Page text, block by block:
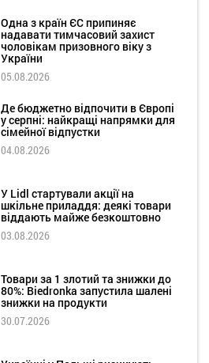
Одна з країн ЄС припиняє
надавати тимчасовий захист
чоловікам призовного віку з
України
05.08.2026
Де бюджетно відпочити в Європі
у серпні: найкращі напрямки для
сімейної відпустки
04.08.2026
У Lidl стартували акції на
шкільне приладдя: деякі товари
віддають майже безкоштовно
03.08.2026
Товари за 1 злотий та знижки до
80%: Biedronka запустила шалені
знижки на продукти
30.07.2026